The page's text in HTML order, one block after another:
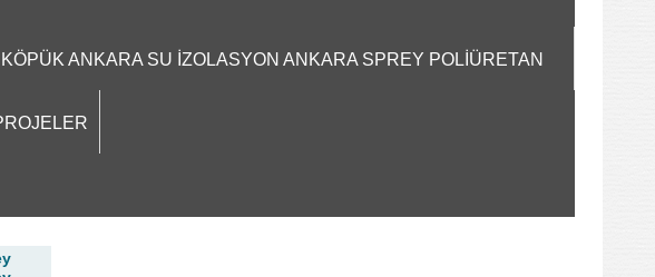
ANKARA SU İZOLASYON ANKARA SPREY POLİÜRETAN